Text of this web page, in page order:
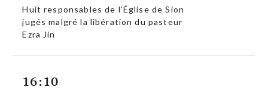
Huit responsables de l’Église de Sion
jugés malgré la libération du pasteur
Ezra Jin
16:10